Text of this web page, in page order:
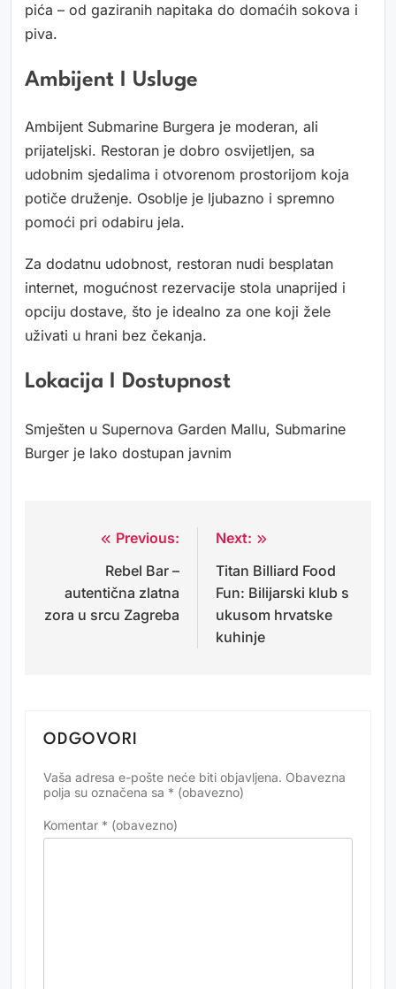
pića – od gaziranih napitaka do domaćih sokova i
piva.
Ambijent I Usluge
Ambijent Submarine Burgera je moderan, ali
prijateljski. Restoran je dobro osvijetljen, sa
udobnim sjedalima i otvorenom prostorijom koja
potiče druženje. Osoblje je ljubazno i spremno
pomoći pri odabiru jela.
Za dodatnu udobnost, restoran nudi besplatan
internet, mogućnost rezervacije stola unaprijed i
opciju dostave, što je idealno za one koji žele
uživati u hrani bez čekanja.
Lokacija I Dostupnost
Smješten u Supernova Garden Mallu, Submarine
Burger je lako dostupan javnim
NavigacijaPrevious:
Rebel Bar –
autentična zlatna
zora u srcu Zagreba
Next:
Titan Billiard Food
Fun: Bilijarski klub s
ukusom hrvatske
kuhinje
ODGOVORI
Vaša adresa e-pošte neće biti objavljena. Obavezna
polja su označena sa * (obavezno)
Komentar * (obavezno)
Alternative: